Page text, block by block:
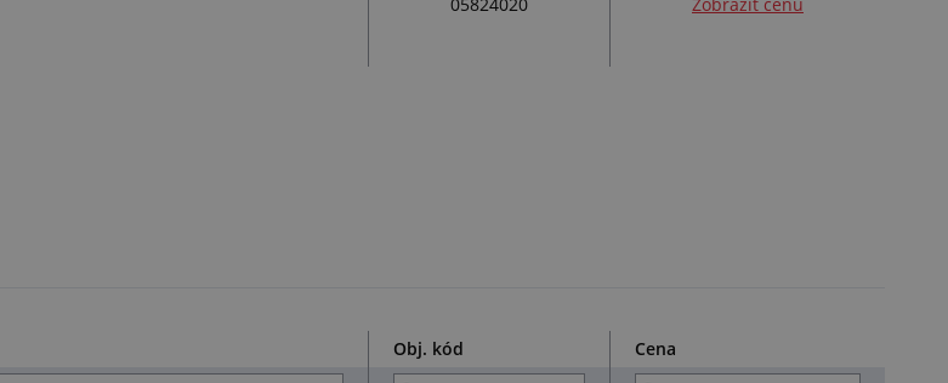
Obj. kód Cena